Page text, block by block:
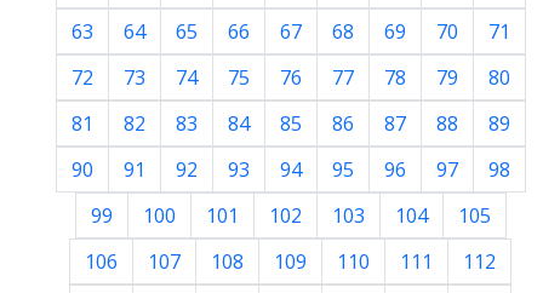
63
64 65 66 67 68 69 70
71
72
73 74 75 76 77 78 79
80
81
82 83 84 85 86 87 88
89
90
91 92 93 94 95 96 97
98
99
100 101 102 103 104
105
106
107 108 109 110 111
112